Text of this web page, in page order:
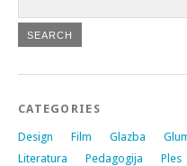
CATEGORIES
Design Film Glazba
Literatura
Pedagogija Ples